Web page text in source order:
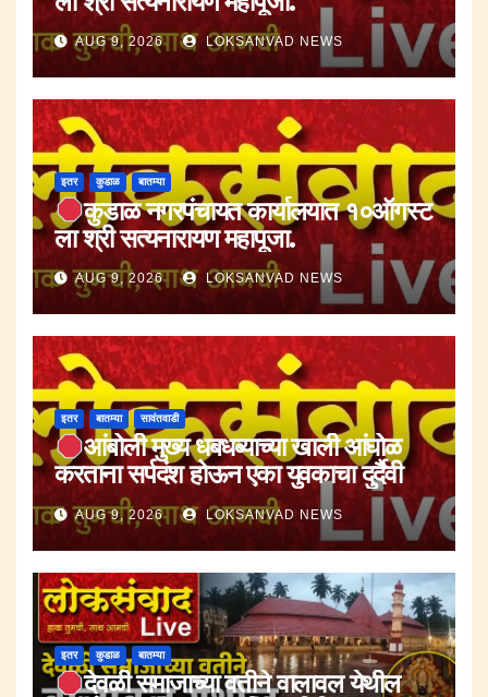
AUG 9, 2026 LOKSANVAD NEWS
इतर कुडाळ बातम्या
कुडाळ नगरपंचायत कार्यालयात १०ऑगस्ट
ला श्री सत्यनारायण महापूजा.
AUG 9, 2026 LOKSANVAD NEWS
इतर बातम्या सावंतवाडी
आंबोली मुख्य धबधब्याच्या खाली आंघोळ
करताना सर्पदंश होऊन एका युवकाचा दुर्दैवी
मृत्यू.AUG 9, 2026 LOKSANVAD NEWS
इतर कुडाळ बातम्या
देवळी समाजाच्या वतीने वालावल येथील